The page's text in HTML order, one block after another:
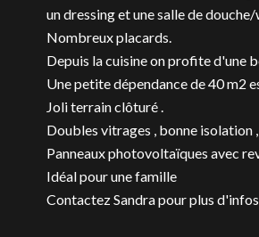
un dressing et une salle de
Nombreux placards.
Depuis la cuisine on profite d'une
Une petite dépendance de 40 m2
Joli terrain clôturé .
Doubles vitrages , bonne isolation
Panneaux photovoltaïques avec
Idéal pour une famille
Contactez Sandra pour plus d'infos